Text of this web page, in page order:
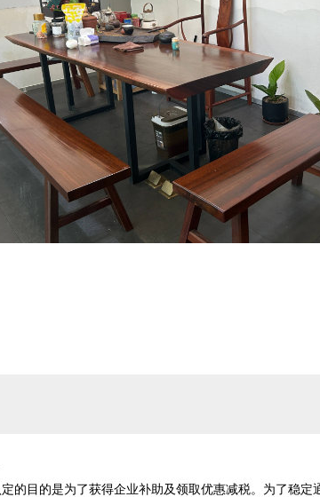
的目的是为了获得企业补助及领取优惠减税。为了稳